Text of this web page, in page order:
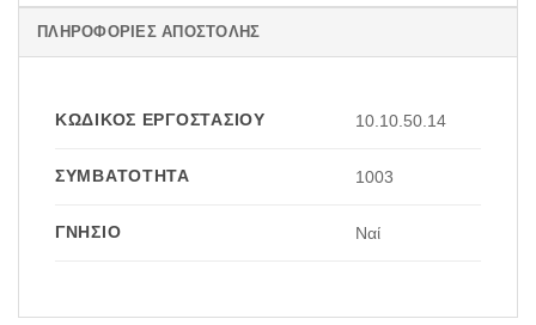
ΠΛΗΡΟΦΟΡΊΕΣ ΑΠΟΣΤΟΛΉΣ
ΚΩΔΙΚΌΣ ΕΡΓΟΣΤΑΣΊΟΥ 10.10.50.14
ΣΥΜΒΑΤΌΤΗΤΑ 1003
ΓΝΉΣΙΟ Ναί